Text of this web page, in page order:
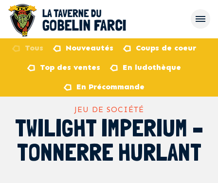
Tous Nouveautés Coups de coeur
Top des ventes En ludothèque
En Précommande
JEU DE SOCIÉTÉ
TWILIGHT IMPERIUM –
TONNERRE HURLANT